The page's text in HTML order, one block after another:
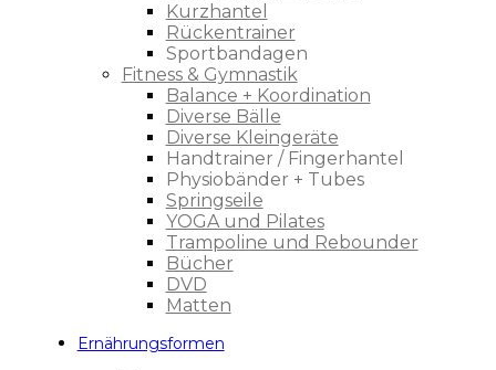
Kurzhantel
Rückentrainer
Sportbandagen
Fitness & Gymnastik
Balance + Koordination
Diverse Bälle
Diverse Kleingeräte
Handtrainer / Fingerhantel
Physiobänder + Tubes
Springseile
YOGA und Pilates
Trampoline und Rebounder
Bücher
DVD
Matten
Ernährungsformen